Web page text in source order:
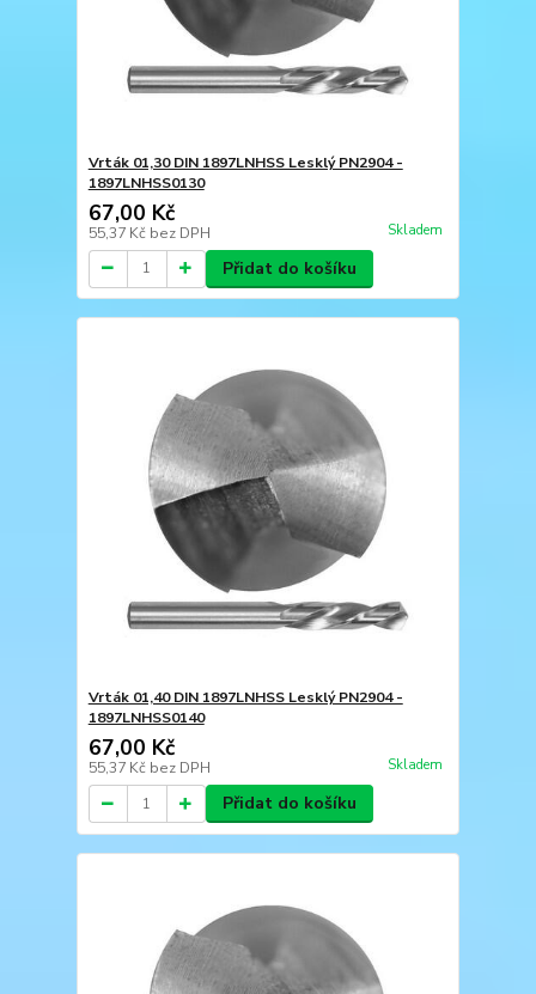
Vrták 01,30 DIN 1897LNHSS Lesklý PN2904 -
1897LNHSS0130
67,00 Kč
55,37 Kč bez DPH Skladem
Přidat do košíku
Vrták 01,40 DIN 1897LNHSS Lesklý PN2904 -
1897LNHSS0140
67,00 Kč
55,37 Kč bez DPH Skladem
Přidat do košíku